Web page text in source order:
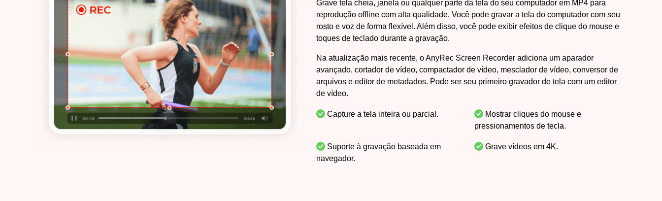
Grave tela cheia, janela ou qualquer parte da tela do seu computador em MP4 para
reprodução offline com alta qualidade. Você pode gravar a tela do computador com seu
rosto e voz de forma flexível. Além disso, você pode exibir efeitos de clique do mouse e
toques de teclado durante a gravação.
Na atualização mais recente, o AnyRec Screen Recorder adiciona um aparador
avançado, cortador de vídeo, compactador de vídeo, mesclador de vídeo, conversor de
arquivos e editor de metadados. Pode ser seu primeiro gravador de tela com um editor
de vídeo.
Capture a tela inteira ou parcial.
Mostrar cliques do mouse e
pressionamentos de tecla.
Suporte à gravação baseada em
navegador.
Grave vídeos em 4K.